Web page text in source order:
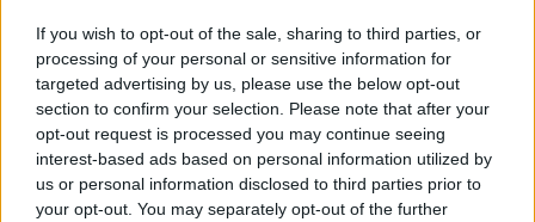
If you wish to opt-out of the sale, sharing to third parties, or
processing of your personal or sensitive information for
targeted advertising by us, please use the below opt-out
section to confirm your selection. Please note that after your
opt-out request is processed you may continue seeing
interest-based ads based on personal information utilized by
us or personal information disclosed to third parties prior to
your opt-out. You may separately opt-out of the further
dinamiche di mercato nelle diverse regioni e fornisce spunti su come
assicurarsi le migliori offerte disponibili.
2025-04-28Redazione
Leggi di più